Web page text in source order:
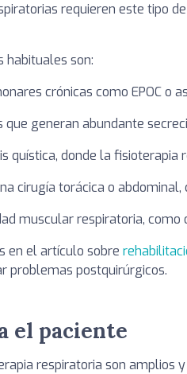
requieren este tipo
habituales son:
crónicas como EPOC o
que generan abundante
quística, donde la
cirugía torácica o
muscular respiratoria,
en el artículo sobre
problemas postquirúrgicos.
el paciente
respiratoria son amplios